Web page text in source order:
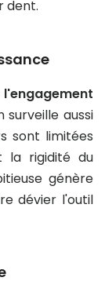
dent.
l'engagement
surveille aussi
sont limitées
la rigidité du
génère
dévier l'outil